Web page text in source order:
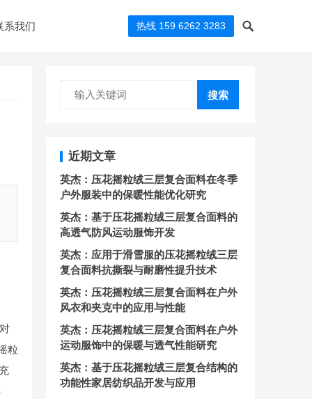
系我们 热线 159 6262 3283
粒
搜索
近期文章
英杰：压花摇粒绒三层复合面料在冬季
户外服装中的保暖性能优化研究
英杰：基于压花摇粒绒三层复合面料的
高透气防风运动服饰开发
英杰：应用于滑雪服的压花摇粒绒三层
复合面料抗撕裂与耐磨性提升技术
英杰：压花摇粒绒三层复合面料在户外
风衣和夹克中的应用与性能
英杰：压花摇粒绒三层复合面料在户外
运动服饰中的保暖与透气性能研究
英杰：基于压花摇粒绒三层复合结构的
功能性家居纺织品开发与应用